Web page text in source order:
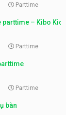
Parttime
parttime – Kibo Kid
Parttime
Parttime
bàn